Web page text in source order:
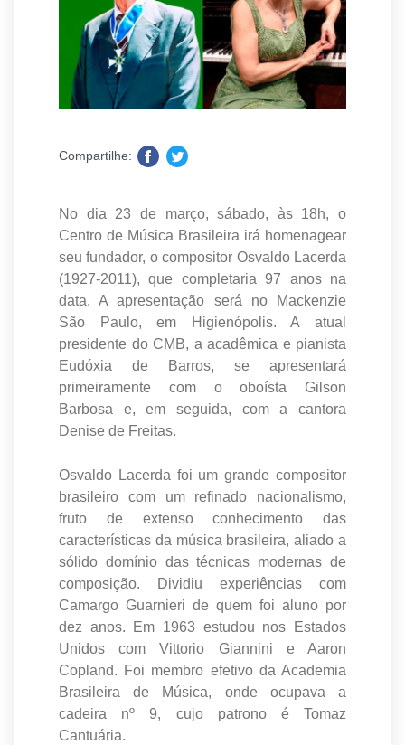
Compartilhe:
No dia 23 de março, sábado, às 18h, o
Centro de Música Brasileira irá homenagear
seu fundador, o compositor Osvaldo Lacerda
(1927-2011), que completaria 97 anos na
data. A apresentação será no Mackenzie
São Paulo, em Higienópolis. A atual
presidente do CMB, a acadêmica e pianista
Eudóxia de Barros, se apresentará
primeiramente com o oboísta Gilson
Barbosa e, em seguida, com a cantora
Denise de Freitas.
Osvaldo Lacerda foi um grande compositor
brasileiro com um refinado nacionalismo,
fruto de extenso conhecimento das
características da música brasileira, aliado a
sólido domínio das técnicas modernas de
composição. Dividiu experiências com
Camargo Guarnieri de quem foi aluno por
dez anos. Em 1963 estudou nos Estados
Unidos com Vittorio Giannini e Aaron
Copland. Foi membro efetivo da Academia
Brasileira de Música, onde ocupava a
cadeira nº 9, cujo patrono é Tomaz
Cantuária.